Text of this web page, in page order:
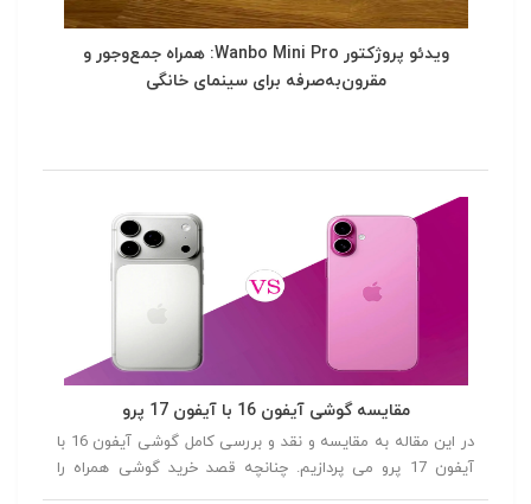
ویدئو پروژکتور Wanbo Mini Pro: همراه جمع‌وجور و
مقرون‌به‌صرفه برای سینمای خانگی
مقایسه گوشی آیفون 16 با آیفون 17 پرو
در این مقاله به مقایسه و نقد و بررسی کامل گوشی آیفون 16 با
آیفون 17 پرو می پردازیم. چنانچه قصد خرید گوشی همراه را
داشته باشید توصیه می کنیم در ادامه این مقاله همراه ما باشید.